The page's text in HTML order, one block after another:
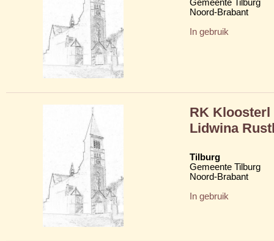
Gemeente Tilburg
Noord-Brabant
In gebruik
RK Kloosterl
Lidwina
Tilburg
Gemeente Tilburg
Noord-Brabant
In gebruik